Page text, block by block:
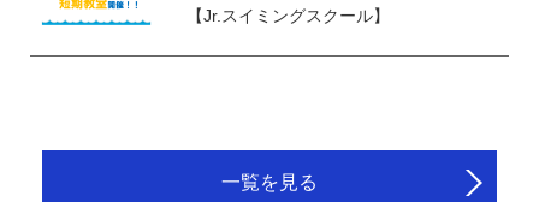
【Jr.スイミングスクール】
一覧を見る